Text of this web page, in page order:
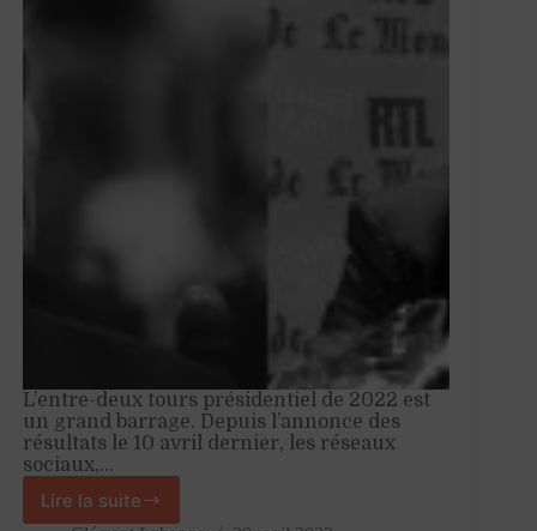
L’entre-deux tours présidentiel de 2022 est
un grand barrage. Depuis l’annonce des
résultats le 10 avril dernier, les réseaux
sociaux,…
Lire la suite
Quand